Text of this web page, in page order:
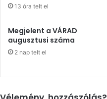
13 óra telt el
Megjelent a VÁRAD
augusztusi száma
2 nap telt el